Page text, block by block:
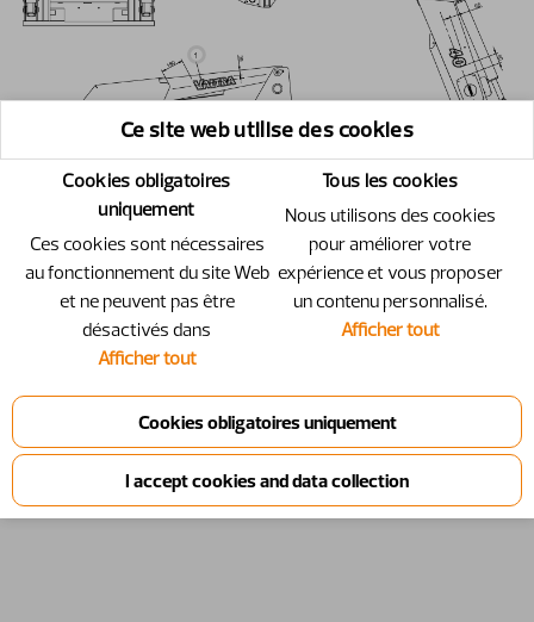
Ce site web utilise des cookies
Cookies obligatoires
uniquement
Ces cookies sont nécessaires
au fonctionnement du site Web
et ne peuvent pas être
désactivés dans
Afficher tout
Tous les cookies
Nous utilisons des cookies
pour améliorer votre
expérience et vous proposer
un contenu personnalisé.
Afficher tout